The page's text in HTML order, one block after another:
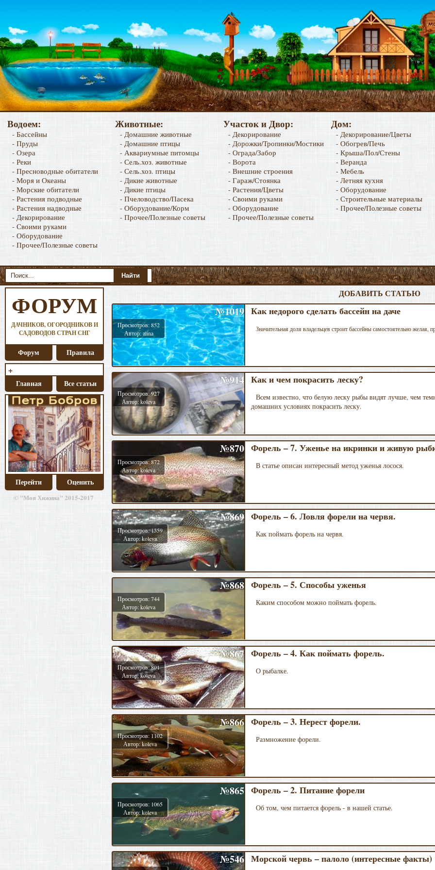
Водоем:
- Бассейны
- Пруды
- Озера
- Реки
- Пресноводные обитатели
- Моря и Океаны
- Морские обитатели
- Растения подводные
- Растения надводные
- Декорирование
- Своими руками
- Оборудование
- Прочее/Полезные советы
Животные:
- Домашние животные
- Домашние птицы
- Аквариумные питомцы
- Сель.хоз. животные
- Сель.хоз. птицы
- Дикие животные
- Дикие птицы
- Пчеловодство/Пасека
- Оборудование/Корм
- Прочее/Полезные советы
Участок и Двор:
- Декорирование
- Дорожки/Тропинки/Мостики
- Ограда/Забор
- Ворота
- Внешние строения
- Гараж/Стоянка
- Растения/Цветы
- Своими руками
- Оборудование
- Прочее/Полезные советы
Дом:
- Декорирование/Цветы
- Обогрев/Печь
- Крыша/Пол/Стены
- Веранда
- Мебель
- Летняя кухня
- Оборудование
- Строительные материалы
- Прочее/Полезные советы
ФОРУМ
ДАЧНИКОВ, ОГОРОДНИКОВ И
САДОВОДОВ СТРАН СНГ
Форум Правила
+
Главная Все статьи
Перейти Оценить
© "Моя Хижина" 2015-2017
ДОБАВИТЬ СТАТЬЮ
№1019
Просмотров: 852
Автор: alina
Как недорого сделать бассейн на даче
Значительная доля владельцев строит бассейны самостоятельно желая,
№914
Просмотров: 927
Автор: koleva
Как и чем покрасить леску?
Всем известно, что белую леску рыбы видят лучше, чем
домашних условиях покрасить леску.
№870
Просмотров: 872
Автор: koleva
Форель – 7. Уженье на икринки и живую
В статье описан интересный метод уженья лосося.
№869
Просмотров: 1359
Автор: koleva
Форель – 6. Ловля форели на червя.
Как поймать форель на червя.
№868
Просмотров: 744
Автор: koleva
Форель – 5. Способы уженья
Каким способом можно поймать форель.
№867
Просмотров: 801
Автор: koleva
Форель – 4. Как поймать форель.
О рыбалке.
№866
Просмотров: 1102
Автор: koleva
Форель – 3. Нерест форели.
Размножение форели.
№865
Просмотров: 1065
Автор: koleva
Форель – 2. Питание форели
Об том, чем питается форель - в нашей статье.
№546 Морской червь – палоло (интересные факты)